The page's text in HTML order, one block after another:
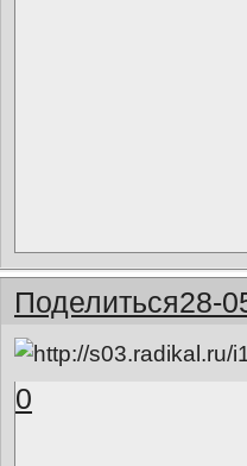
Поделиться28-
0